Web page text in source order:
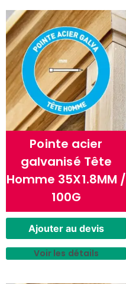
Pointe acier
galvanisé Tête
Homme 35X1.8MM /
100G
Ajouter au devis
Voir les détails